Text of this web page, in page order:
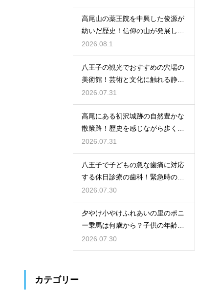
高尾山の薬王院を中興した俊源が
紡いだ歴史！信仰の山が発展した
理由とは
2026.08.1
八王子の観光でおすすめの穴場の
美術館！芸術と文化に触れる静か
なひと時
2026.07.31
高尾にある初沢城跡の自然豊かな
散策路！歴史を感じながら歩くハ
イキング
2026.07.31
八王子で子どもの急な歯痛に対応
する休日診療の歯科！緊急時の強
い味方
2026.07.30
夕やけ小やけふれあいの里のポニ
ー乗馬は何歳から？子供の年齢と
利用条件
2026.07.30
カテゴリー